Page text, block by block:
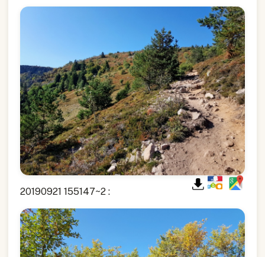
20190921 155147~2 :